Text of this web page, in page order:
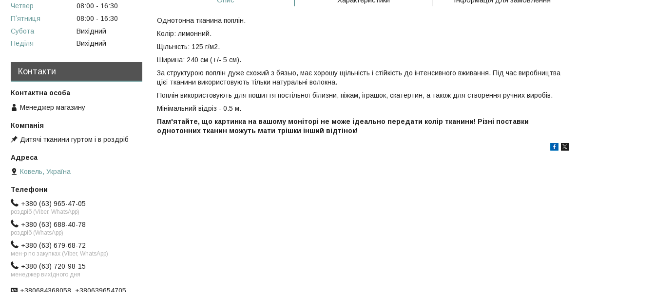
Однотонна тканина поплін.
Колір: лимонний.
Щільність: 125 г/м2.
Ширина: 240 см (+/- 5 см).
За структурою поплін дуже схожий з бязью, має хорошу щільність і стійкість до інтенсивного вживання. Під час виробництва
цієї тканини використовують тільки натуральні волокна.
Поплін використовують для пошиття постільної білизни, піжам, іграшок, скатертин, а також для створення ручних виробів.
Мінімальний відріз - 0.5 м.
Пам'ятайте, що картинка на вашому моніторі не може ідеально передати колір тканини! Різні поставки
однотонних тканин можуть мати трішки інший відтінок!
Четвер
08:00
16:30
Пʼятниця
08:00
16:30
Субота
Вихідний
Неділя
Вихідний
Контакти
Менеджер магазину
Дитячі тканини гуртом і в роздріб
Ковель, Україна
+380 (63) 965-47-05
роздріб (Viber, WhatsApp)
+380 (63) 688-40-78
роздріб (WhatsApp)
+380 (63) 679-68-72
мен-р по закупках (Viber, WhatsApp)
+380 (63) 720-98-15
менеджер вихідного дня